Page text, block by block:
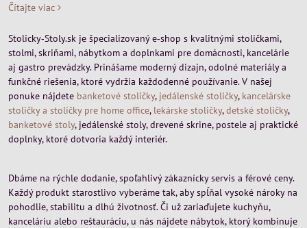
Čítajte viac
Stolicky‑Stoly.sk je špecializovaný e‑shop s kvalitnými stoličkami,
stolmi, skriňami, nábytkom a doplnkami pre domácnosti, kancelárie
aj gastro prevádzky. Prinášame moderný dizajn, odolné materiály a
funkčné riešenia, ktoré vydržia každodenné používanie. V našej
ponuke nájdete banketové stoličky, jedálenské stoličky, kancelárske
stoličky a stoličky pre home office, lekárske stoličky,detské stoličky,
banketové stoly, jedálenské stoly, drevené skrine, postele aj praktické
doplnky, ktoré dotvoria každý interiér.
Dbáme na rýchle dodanie, spoľahlivý zákaznícky servis a férové ceny.
Každý produkt starostlivo vyberáme tak, aby spĺňal vysoké nároky na
pohodlie, stabilitu a dlhú životnosť. Či už zariaďujete kuchyňu,
kanceláriu alebo reštauráciu, u nás nájdete nábytok, ktorý kombinuje